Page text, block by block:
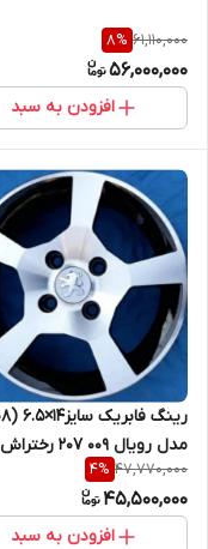
61,110,000
8%
56,000,000
افزودن به سبد
مدل رویال ۰۰۹ ۲۰۷ رختراش
مشکی
47,770,000
4%
45,500,000
افزودن به سبد